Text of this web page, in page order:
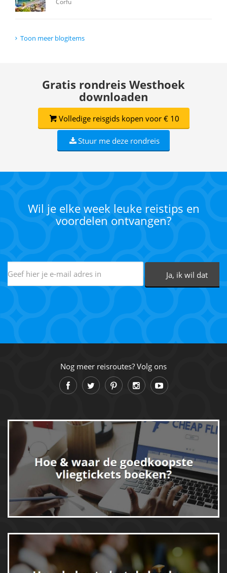
Corfu
Toon meer blogitems
Gratis rondreis Westhoek
downloaden
Volledige reisgids kopen voor € 10
Stuur me deze rondreis
Wil je elke week leuke reistips en
voordelen ontvangen?
Nog meer reisroutes? Volg ons